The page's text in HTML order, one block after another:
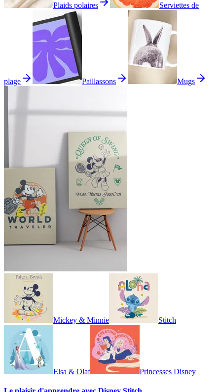
Plaids polaires Serviettes de
plage Paillassons Mugs
Mickey & Minnie Stitch
Elsa & Olaf Princesses Disney